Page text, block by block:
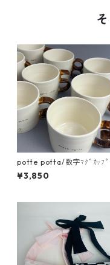
potte potta/数字ﾏｸﾞｶｯﾌﾟ
¥3,850